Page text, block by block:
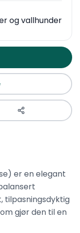
og vallhunder
er en elegant
tilpasningsdyktig
gjør den til en